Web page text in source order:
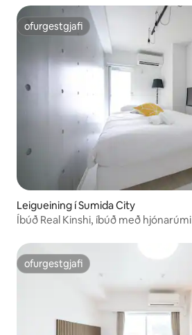
ofurgestgjafi
ofurgestgjafi
Leigueining í Sumida City
Íbúð Real Kinshi, íbúð með hjónarúmi
ofurgestgjafi
ofurgestgjafi